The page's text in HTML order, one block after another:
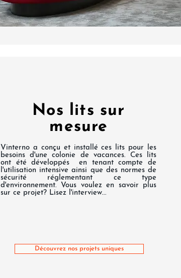
Nos lits sur
mesure
Vinterno a conçu et installé ces lits pour les
besoins d'une colonie de vacances. Ces lits
ont été développés en tenant compte de
l'utilisation intensive ainsi que des normes de
sécurité réglementant ce type
d'environnement. Vous voulez en savoir plus
sur ce projet? Lisez l'interview...
Découvrez nos projets uniques